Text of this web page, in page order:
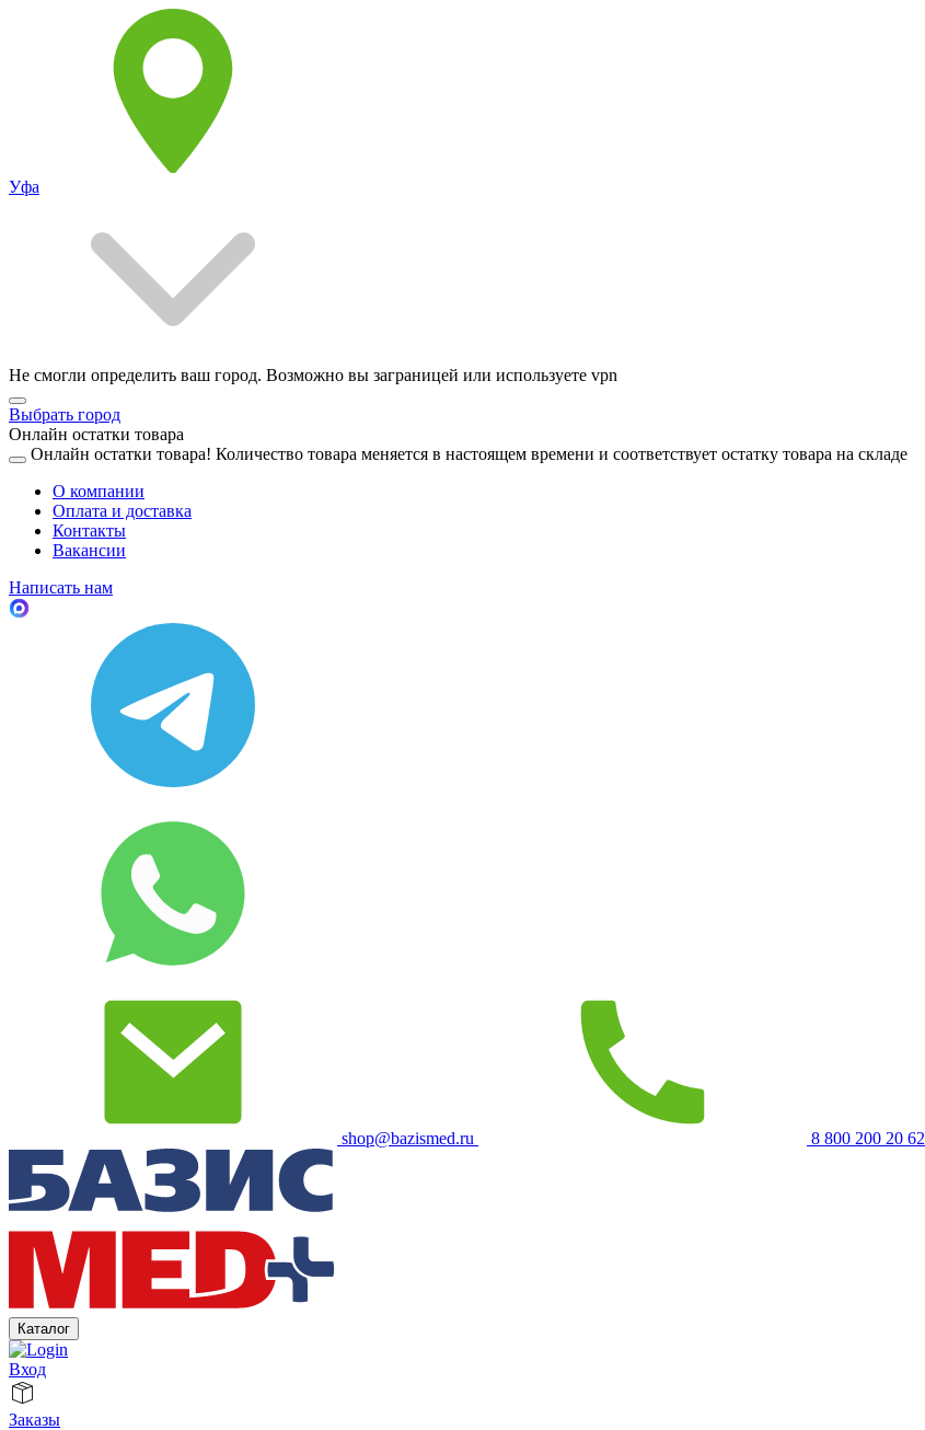
Уфа
Не смогли определить ваш город. Возможно вы заграницей или используете vpn
Выбрать город
Онлайн остатки товара
Онлайн остатки товара! Количество товара меняется в настоящем времени и соответствует остатку товара на складе
О компании
Оплата и доставка
Контакты
Вакансии
Написать нам
shop@bazismed.ru 8 800 200 20 62
Каталог
Вход
Заказы